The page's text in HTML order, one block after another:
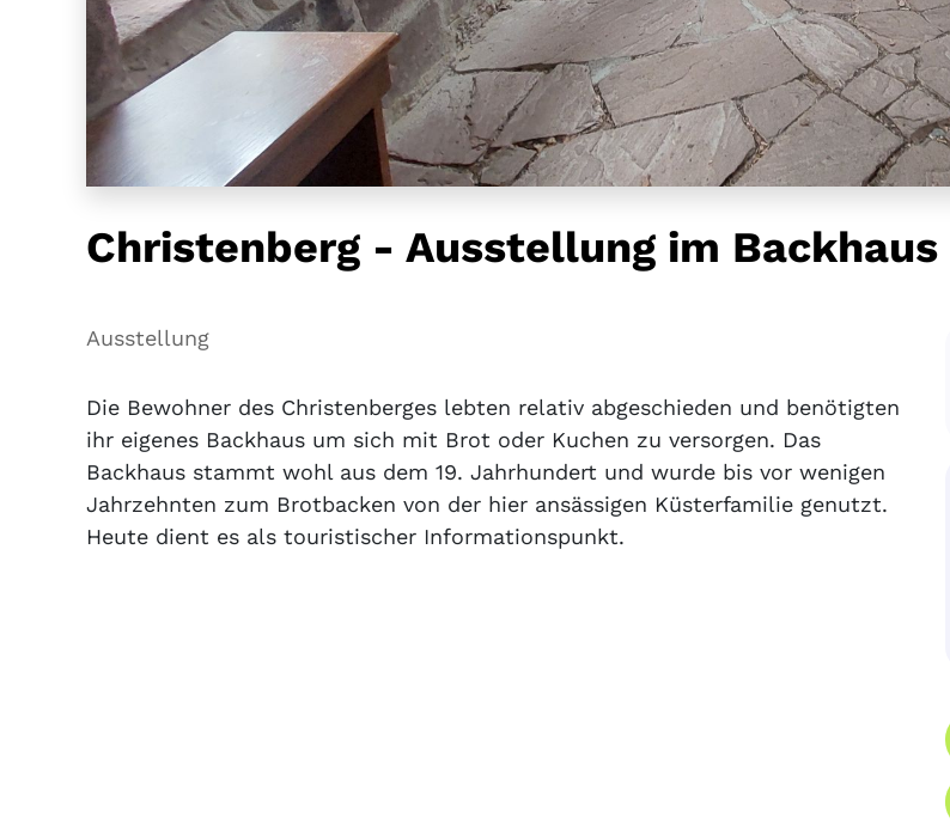
Christenberg - Ausstellung im Backhaus
Ausstellung
Die Bewohner des Christenberges lebten relativ abgeschieden und benötigten
ihr eigenes Backhaus um sich mit Brot oder Kuchen zu versorgen. Das
Backhaus stammt wohl aus dem 19. Jahrhundert und wurde bis vor wenigen
Jahrzehnten zum Brotbacken von der hier ansässigen Küsterfamilie genutzt.
Heute dient es als touristischer Informationspunkt.